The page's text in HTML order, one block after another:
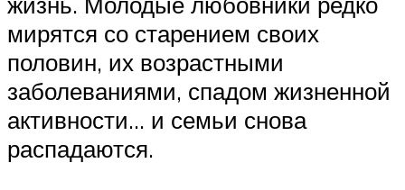
мирятся со старением своих
половин, их возрастными
заболеваниями, спадом жизненной
активности… и семьи снова
распадаются.